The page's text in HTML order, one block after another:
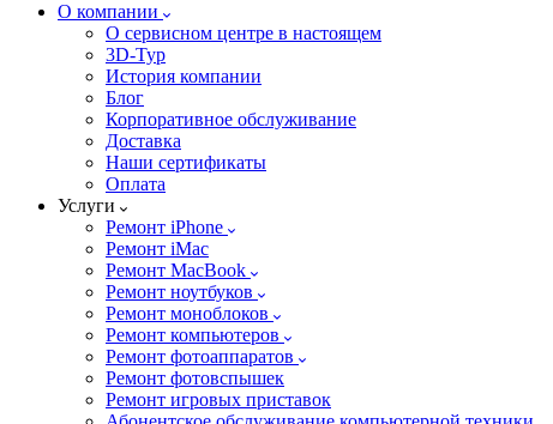
О компании
О сервисном центре в настоящем
3D-Тур
История компании
Блог
Корпоративное обслуживание
Доставка
Наши сертификаты
Оплата
Услуги
Ремонт iPhone
Ремонт iMac
Ремонт MacBook
Ремонт ноутбуков
Ремонт моноблоков
Ремонт компьютеров
Ремонт фотоаппаратов
Ремонт фотовспышек
Ремонт игровых приставок